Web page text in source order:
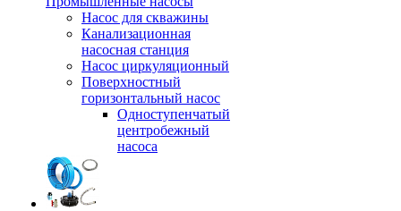
Насос для скважины
Канализационная
насосная станция
Насос циркуляционный
Поверхностный
горизонтальный насос
Одноступенчатый
центробежный
насоса